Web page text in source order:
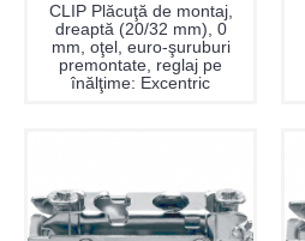
CLIP Plăcuţă de montaj,
dreaptă (20/32 mm), 0
mm, oţel, euro-şuruburi
premontate, reglaj pe
înălţime: Excentric